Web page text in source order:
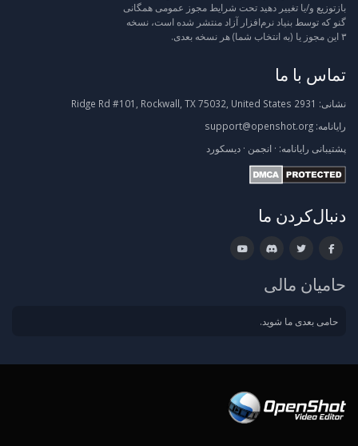
بازتوزیع و/یا تغییر دهید تحت شرایط مجوز عمومی همگانی
گنو که توسط بنیاد نرم‌افزار آزاد منتشر شده است، نسخه
۳ این مجوز یا (به انتخاب شما) هر نسخه بعدی.
تماس با ما
نشانی:
رایانامه: support@openshot.org
پشتیبانی رایانامه: · انجمن · دیسکورد
دنبال‌کردن ما
حامیان مالی
حامی بعدی ما شوید.